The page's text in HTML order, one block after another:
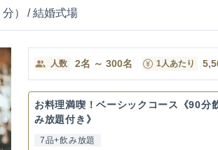
） / 結婚式場
人数 2名 ～ 300名 1人あたり
お料理満喫！ベーシックコース《90分
み放題付き》
7品+飲み放題